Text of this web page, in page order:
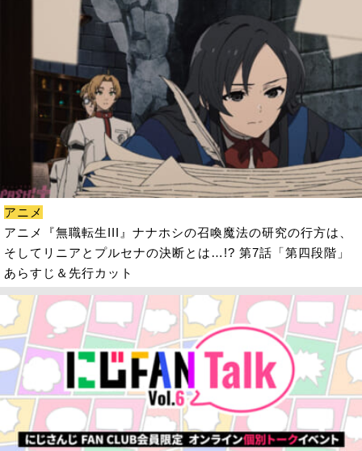
アニメ
アニメ『無職転生III』ナナホシの召喚魔法の研究の行方は、
そしてリニアとプルセナの決断とは…!? 第7話「第四段階」
あらすじ＆先行カット